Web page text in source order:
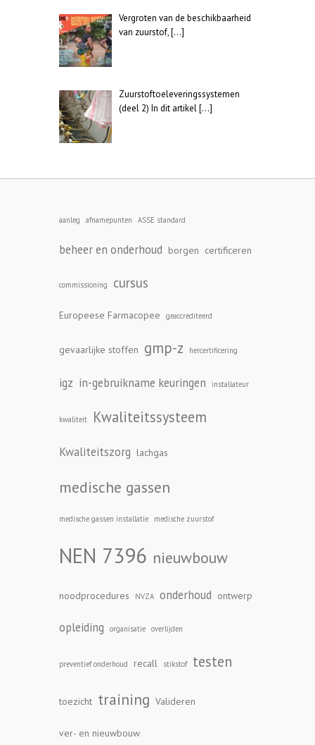
Vergroten van de beschikbaarheid
van zuurstof,[…]
Zuurstoftoeleveringssystemen
(deel 2) In dit artikel[…]
aanleg afnamepunten ASSE standard
beheer en onderhoud borgen certificeren
commissioning cursus
Europeese Farmacopee geaccrediteerd
gevaarlijke stoffen gmp-z hercertificering
igz in-gebruikname keuringen installateur
kwaliteit Kwaliteitssysteem
Kwaliteitszorg lachgas
medische gassen
medische gassen installatie medische zuurstof
NEN 7396 nieuwbouw
noodprocedures NVZA onderhoud ontwerp
opleiding organisatie overlijden
preventief onderhoud recall stikstof testen
toezicht training Valideren
ver- en nieuwbouw